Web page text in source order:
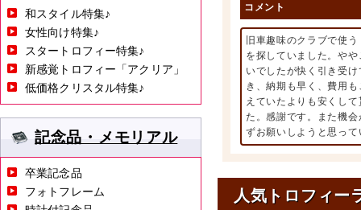
コメント
旧車趣味のクラブで使
を探していました。や
いでしたが快く引き受け
き、納期も早く、費用
えていたよりも安くし
た。感謝です。また機会
ずお願いしようと思って
人気トロフィー
和スタイル特集♪
女性向け特集♪
スタートロフィー特集♪
新感覚トロフィー「アクリア」
低価格クリスタル特集♪
記念品・メモリアル
卒業記念品
フォトフレーム